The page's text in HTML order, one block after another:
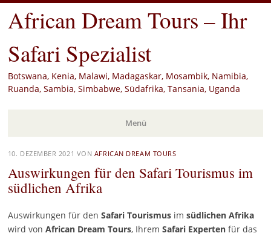
African Dream Tours – Ihr
Safari Spezialist
Botswana, Kenia, Malawi, Madagaskar, Mosambik, Namibia,
Ruanda, Sambia, Simbabwe, Südafrika, Tansania, Uganda
Menü
Zum
Inhalt
springen
10. DEZEMBER 2021 VON AFRICAN DREAM TOURS
Auswirkungen für den Safari Tourismus im
südlichen Afrika
Auswirkungen für den Safari Tourismusim südlichen Afrika
wird von African Dream Tours, Ihrem Safari Experten für das